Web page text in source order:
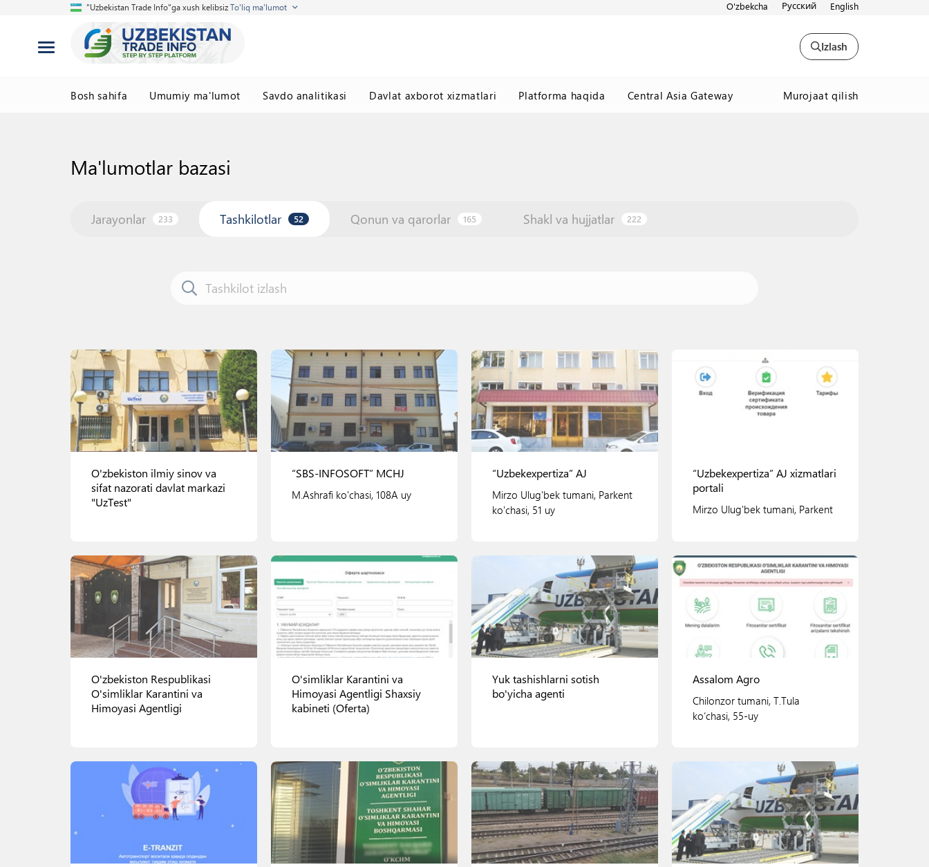
"Uzbekistan Trade Info"ga xush kelibsizTo'liq ma'lumot O'zbekcha Русский English
Izlash
Bosh sahifa Umumiy ma'lumot Savdo analitikasi Davlat axborot xizmatlari Platforma haqida Central Asia Gateway Murojaat qilish
Ma'lumotlar bazasi
Jarayonlar 233 Tashkilotlar 52 Qonun va qarorlar 165 Shakl va hujjatlar 222
O'zbekiston ilmiy sinov va
sifat nazorati davlat markazi
"UzTest"
Ko'rish
“SBS-INFOSOFT” MCHJ
M.Ashrafi ko'chasi, 108A uy
Ko'rish
“Uzbekexpertiza” AJ
Mirzo Ulug'bek tumani, Parkent
ko'chasi, 51 uy
Ko'rish
“Uzbekexpertiza” AJ xizmatlari
portali
Mirzo Ulug'bek tumani, Parkent
Ko'rish
O'zbekiston Respublikasi
O'simliklar Karantini va
Himoyasi Agentligi
Ko'rish
O'simliklar Karantini va
Himoyasi Agentligi Shaxsiy
kabineti (Oferta)
Ko'rish
Yuk tashishlarni sotish
bo'yicha agenti
Ko'rish
Assalom Agro
Chilonzor tumani, T.Tula
ko‘chasi, 55-uy
Ko'rish